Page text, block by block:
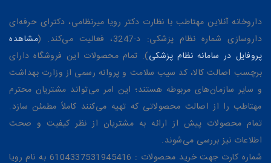
داروخانه آنلاین مهتاطب با نظارت دکتر رویا میرنظامی، دکترای حرفه‌ای
داروسازی شماره نظام پزشکی: د-3247، فعالیت می‌کند. (
مشاهده
پروفایل در سامانه نظام پزشکی). تمام محصولات این فروشگاه دارای
برچسب اصالت کالا، کد سیب سلامت و پروانه رسمی از وزارت بهداشت
و سایر سازمان‌های مربوطه هستند؛ این امر می‌تواند مشتریان محترم
مهتاطب را از اصالت محصولاتی که تهیه می‌کنند کاملاً مطمئن سازد.
تمام محصولات پیش از ارائه به مشتریان از نظر کیفیت و صحت
اطلاعات نیز بررسی می‌شوند.
شماره کارت جهت خرید محصولات : 6104337531945416 به نام رویا